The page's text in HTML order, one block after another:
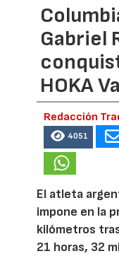
Gabriel
HOKA
Redacción
4051
El atleta
impone en la
kilómetros
21 horas, 32